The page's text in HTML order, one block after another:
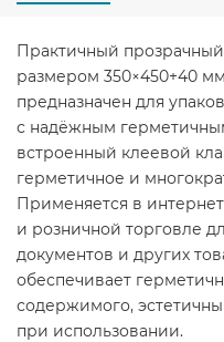
Практичный
размером 350×450+40
предназначен для
с надёжным
встроенный клеевой
герметичное и
Применяется в
и розничной торговле
документов и других
обеспечивает
содержимого,
при использовании.